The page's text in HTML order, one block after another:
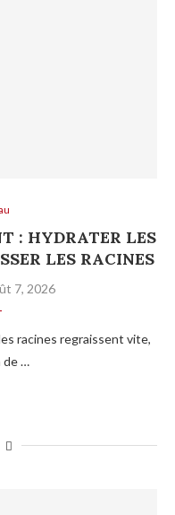
: HYDRATER LES
LES RACINES
7, 2026
racines regraissent vite,
de …